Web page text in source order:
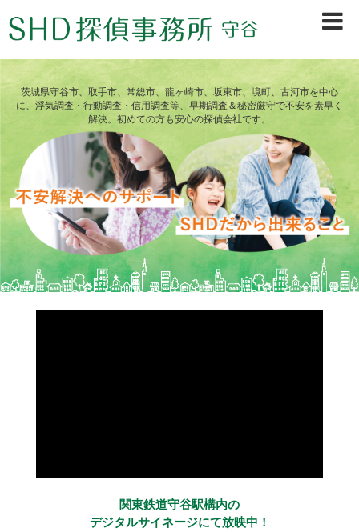
茨城県守谷市、取手市、常総市、龍ヶ崎市、坂東市、境町、古河市を中心
に、浮気調査・行動調査・信用調査等、早期調査＆秘密厳守で不安を素早く
解決。初めての方も安心の探偵会社です。
関東鉄道守谷駅構内の
デジタルサイネージにて放映中！